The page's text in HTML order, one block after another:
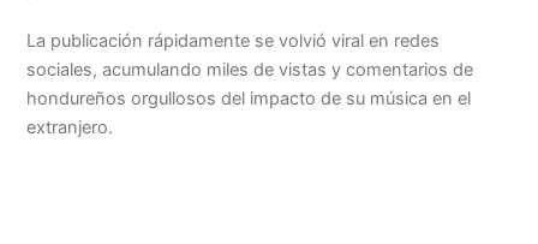
La publicación rápidamente se volvió viral en redes
sociales, acumulando miles de vistas y comentarios de
hondureños orgullosos del impacto de su música en el
extranjero.